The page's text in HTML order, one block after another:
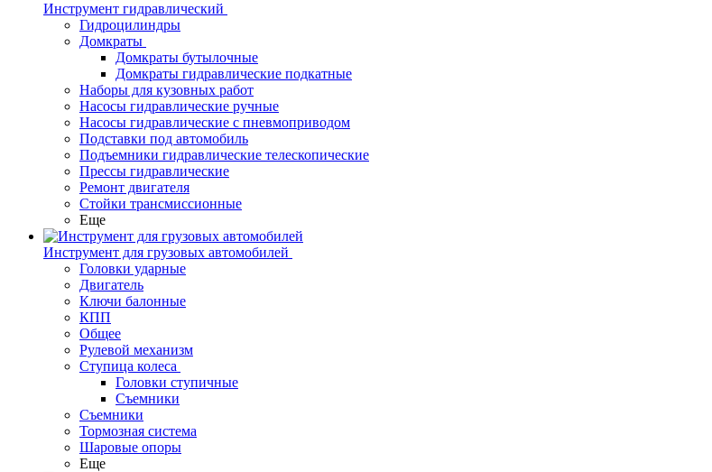
Инструмент гидравлический
Гидроцилиндры
Домкраты
Домкраты бутылочные
Домкраты гидравлические подкатные
Наборы для кузовных работ
Насосы гидравлические ручные
Насосы гидравлические с пневмоприводом
Подставки под автомобиль
Подъемники гидравлические телескопические
Прессы гидравлические
Ремонт двигателя
Стойки трансмиссионные
Еще
Инструмент для грузовых автомобилей
Головки ударные
Двигатель
Ключи балонные
КПП
Общее
Рулевой механизм
Ступица колеса
Головки ступичные
Съемники
Съемники
Тормозная система
Шаровые опоры
Еще